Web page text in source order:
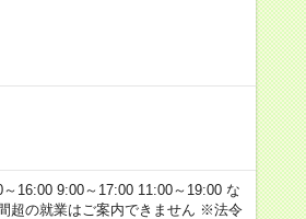
16:00 9:00～17:00 11:00～19:00 な
超の就業はご案内できません ※法令